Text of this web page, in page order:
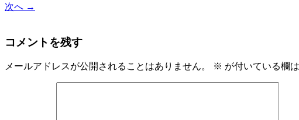
次へ →
コメントを残す
メールアドレスが公開されることはありません。 ※ が付いている欄